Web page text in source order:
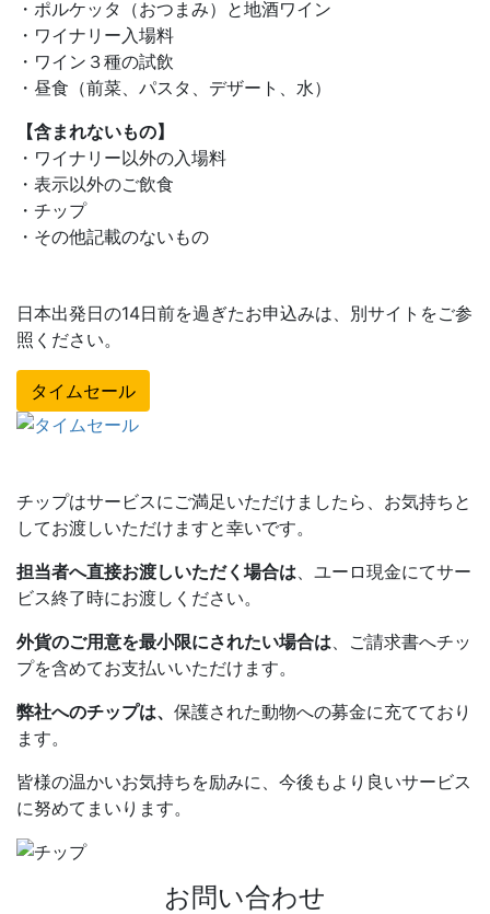
・ポルケッタ（おつまみ）と地酒ワイン
・ワイナリー入場料
・ワイン３種の試飲
・昼食（前菜、パスタ、デザート、水）
【含まれないもの】
・ワイナリー以外の入場料
・表示以外のご飲食
・チップ
・その他記載のないもの
日本出発日の14日前を過ぎたお申込みは、別サイトをご参
照ください。
タイムセール
チップはサービスにご満足いただけましたら、お気持ちと
してお渡しいただけますと幸いです。
担当者へ直接お渡しいただく場合は 、ユーロ現金にてサー
ビス終了時にお渡しください。
外貨のご用意を最小限にされたい場合は 、ご請求書へチッ
プを含めてお支払いいただけます。
弊社へのチップは、 保護された動物への募金に充てており
ます。
皆様の温かいお気持ちを励みに、今後もより良いサービス
に努めてまいります。
お問い合わせ